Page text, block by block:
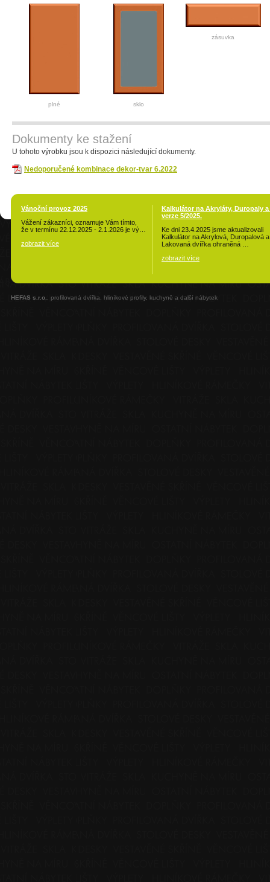
plné sklo
zásuvka
Dokumenty ke stažení
U tohoto výrobku jsou k dispozici následující dokumenty.
Nedoporučené kombinace dekor-tvar 6.2022
Vánoční provoz 2025
Vážení zákazníci, oznamuje Vám tímto,
že v termínu 22.12.2025 - 2.1.2026 je vý…
zobrazit více
Kalkulátor na Akryláty, Duropaly a
verze 5/2025.
Ke dni 23.4.2025 jsme aktualizovali
Kalkulátor na Akrylová, Duropalová a
Lakovaná dvířka ohraněná …
zobrazit více
HEFAS s.r.o. , profilovaná dvířka, hliníkové profily, kuchyně a další nábytek